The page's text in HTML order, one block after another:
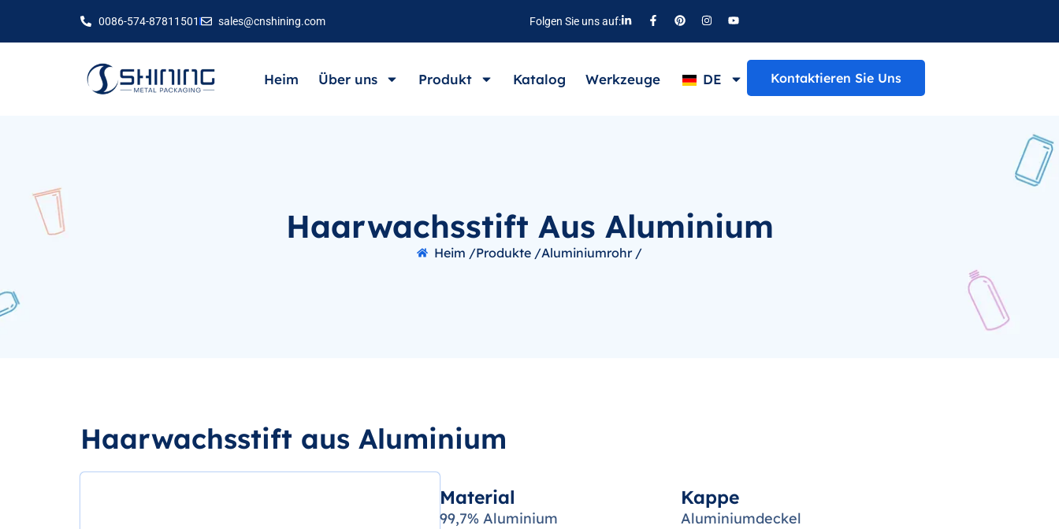
0086-574-87811501 sales@cnshining.com Folgen Sie uns auf:
Heim Über uns Produkt Katalog Werkzeuge DE Kontaktieren Sie Uns
Haarwachsstift Aus Aluminium
Heim /Produkte /Aluminiumrohr /
Haarwachsstift aus Aluminium
Material
99,7% Aluminium
Kappe
Aluminiumdeckel